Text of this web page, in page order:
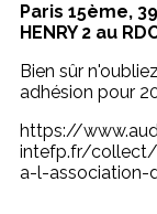
Paris 15ème,
HENRY 2 au
Bien sûr
adhésion pour
https://
intefp.fr/collect/
a-l-association-